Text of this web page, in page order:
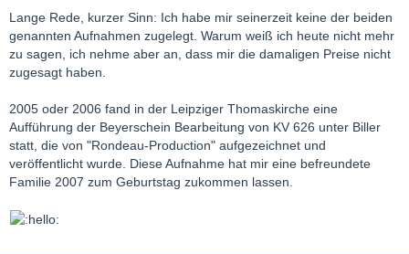
Lange Rede, kurzer Sinn: Ich habe mir seinerzeit keine der beiden
genannten Aufnahmen zugelegt. Warum weiß ich heute nicht mehr
zu sagen, ich nehme aber an, dass mir die damaligen Preise nicht
zugesagt haben.
2005 oder 2006 fand in der Leipziger Thomaskirche eine
Aufführung der Beyerschein Bearbeitung von KV 626 unter Biller
statt, die von "Rondeau-Production" aufgezeichnet und
veröffentlicht wurde. Diese Aufnahme hat mir eine befreundete
Familie 2007 zum Geburtstag zukommen lassen.